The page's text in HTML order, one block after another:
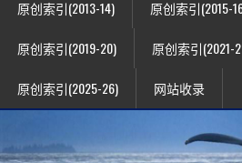
原创索引(2013-14) 原创索引(2015-
原创索引(2019-20) 原创索引(2021-
原创索引(2025-26) 网站收录